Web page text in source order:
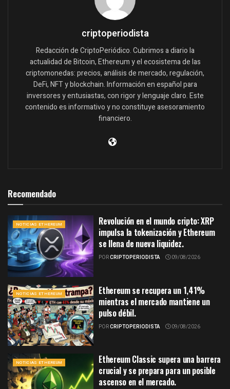
criptoperiodista
Redacción de CriptoPeriódico. Cubrimos a diario la
actualidad de Bitcoin, Ethereum y el ecosistema de las
criptomonedas: precios, análisis de mercado, regulación,
DeFi, NFT y blockchain. Información en español para
inversores y entusiastas, con rigor y lenguaje claro. Este
contenido es informativo y no constituye asesoramiento
financiero.
Recomendado
NOTICIAS ETHEREUM
Revolución en el mundo cripto: XRP
impulsa la tokenización y Ethereum
se llena de nueva liquidez.
PORCRIPTOPERIODISTA 09/08/2026
NOTICIAS ETHEREUM
Ethereum se recupera un 1,41%
mientras el mercado mantiene un
pulso débil.
PORCRIPTOPERIODISTA 09/08/2026
NOTICIAS ETHEREUM
Ethereum Classic supera una barrera
crucial y se prepara para un posible
ascenso en el mercado.